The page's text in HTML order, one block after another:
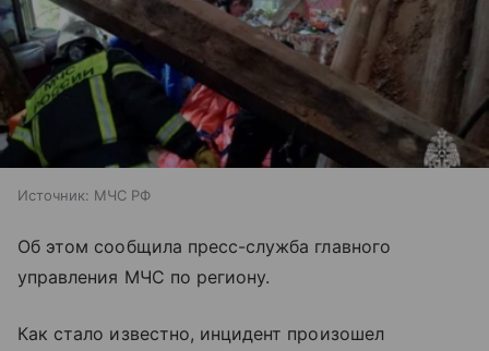
Источник: МЧС РФ
Об этом сообщила пресс-служба главного
управления МЧС по региону.
Как стало известно, инцидент произошел